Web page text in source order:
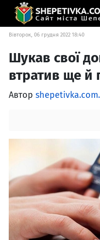
Вівторок, 06 грудня 2022 18:40
Шукав свої
втратив ще й
Автор